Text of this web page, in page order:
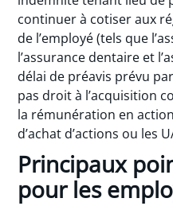
continuer à cotiser aux
de l’employé (tels que
l’assurance dentaire et
délai de préavis prévu
pas droit à l’acquisition
la rémunération en
d’achat d’actions ou les
Principaux
pour les